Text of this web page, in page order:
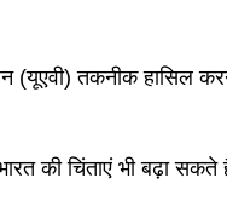
(यूएवी) तकनीक
की चिंताएं भी बढ़ा